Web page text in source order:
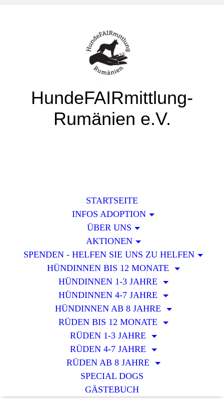
HundeFAIRmittlung-
Rumänien e.V.
STARTSEITE
INFOS ADOPTION
ÜBER UNS
AKTIONEN
SPENDEN - HELFEN SIE UNS ZU HELFEN
HÜNDINNEN BIS 12 MONATE
HÜNDINNEN 1-3 JAHRE
HÜNDINNEN 4-7 JAHRE
HÜNDINNEN AB 8 JAHRE
RÜDEN BIS 12 MONATE
RÜDEN 1-3 JAHRE
RÜDEN 4-7 JAHRE
RÜDEN AB 8 JAHRE
SPECIAL DOGS
GÄSTEBUCH